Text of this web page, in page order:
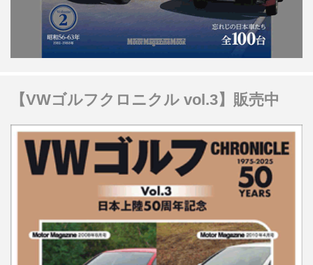
【VWゴルフクロニクル vol.3】販売中